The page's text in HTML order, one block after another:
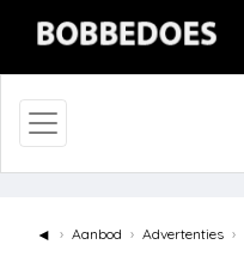
◄ Aanbod Advertenties